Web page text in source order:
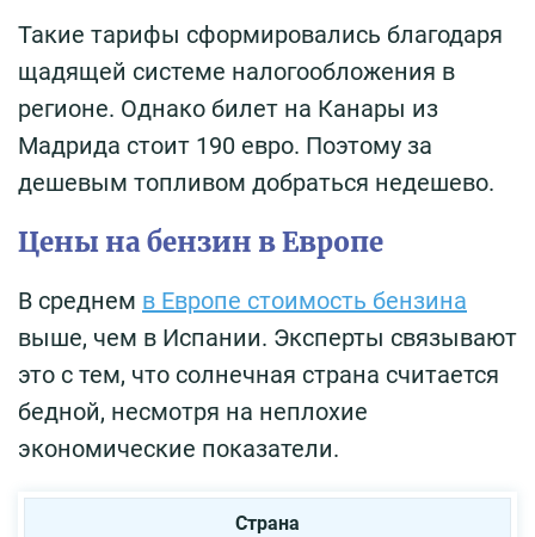
Такие тарифы сформировались благодаря
щадящей системе налогообложения в
регионе. Однако билет на Канары из
Мадрида стоит 190 евро. Поэтому за
дешевым топливом добраться недешево.
Цены на бензин в Европе
В среднем в Европе стоимость бензина
выше, чем в Испании. Эксперты связывают
это с тем, что солнечная страна считается
бедной, несмотря на неплохие
экономические показатели.
Страна